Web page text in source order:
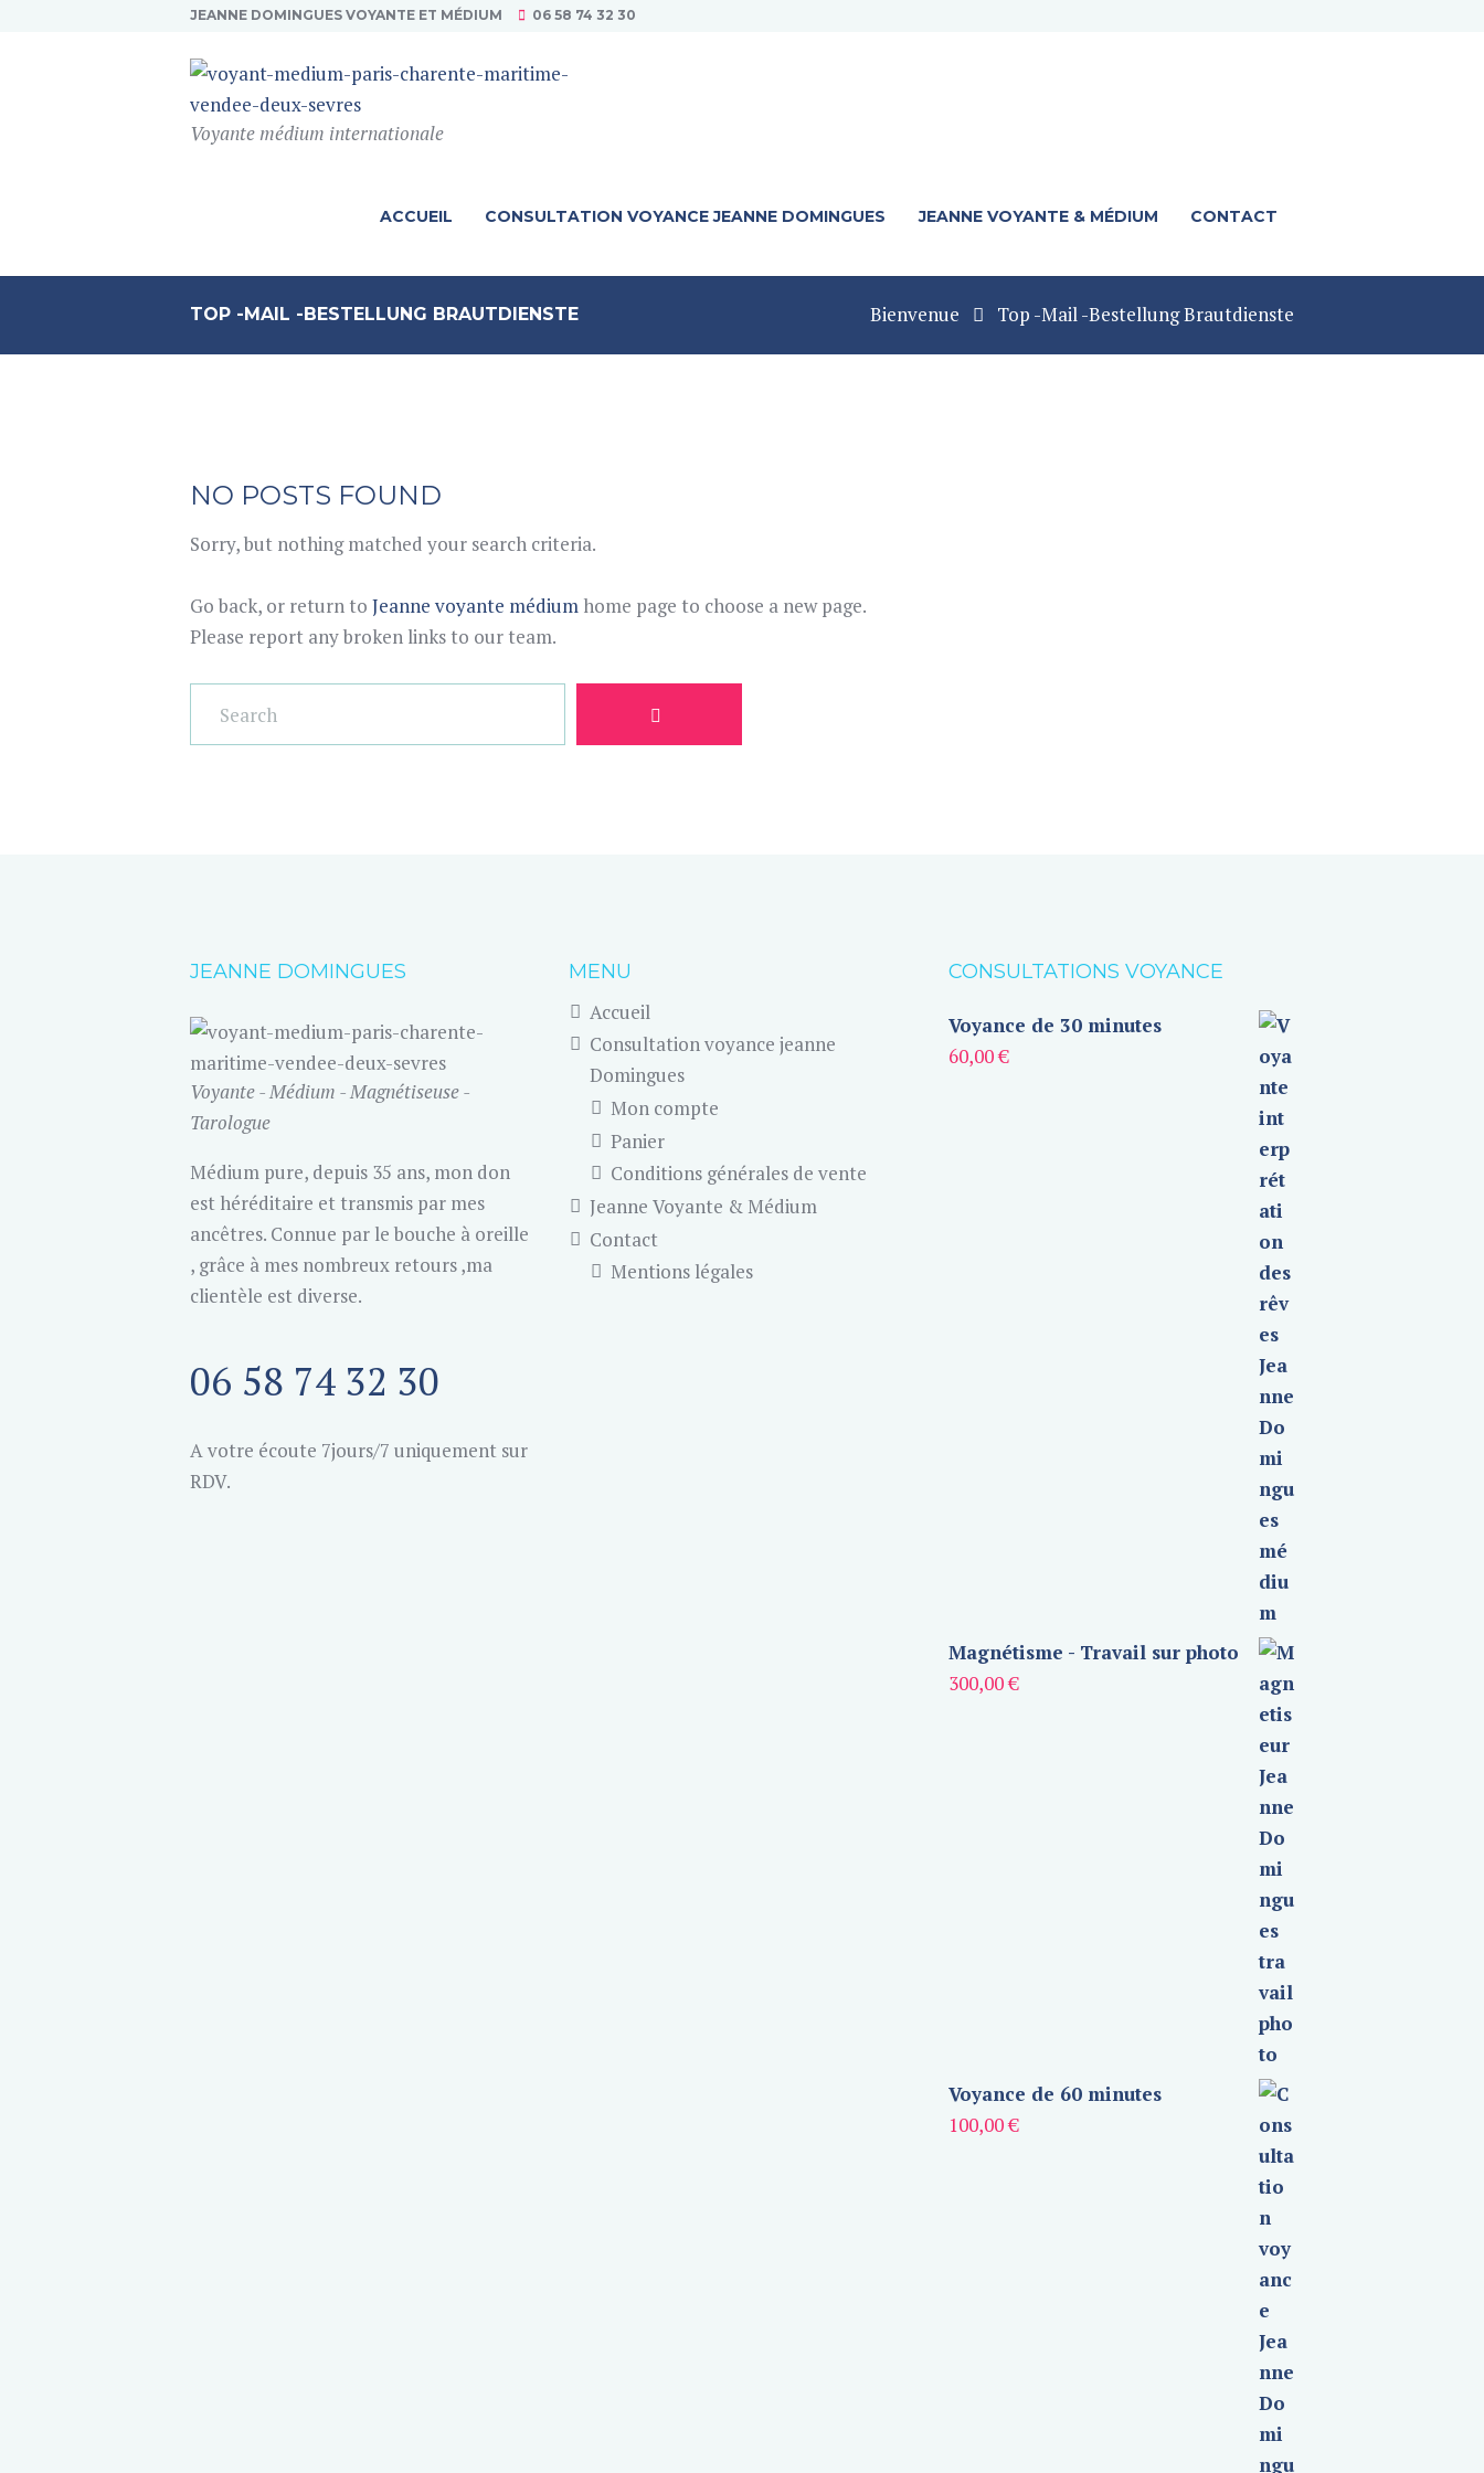
JEANNE DOMINGUES VOYANTE ET MÉDIUM 06 58 74 32 30
Voyante médium internationale
ACCUEIL CONSULTATION VOYANCE JEANNE DOMINGUES JEANNE VOYANTE & MÉDIUM CONTACT
TOP -MAIL -BESTELLUNG BRAUTDIENSTE Bienvenue Top -Mail -Bestellung Brautdienste
NO POSTS FOUND
Sorry, but nothing matched your search criteria.
Go back, or return to Jeanne voyante médium home page to choose a new page.
Please report any broken links to our team.
JEANNE DOMINGUES
Voyante - Médium - Magnétiseuse -
Tarologue
Médium pure, depuis 35 ans, mon don
est héréditaire et transmis par mes
ancêtres. Connue par le bouche à oreille
, grâce à mes nombreux retours ,ma
clientèle est diverse.
06 58 74 32 30
A votre écoute 7jours/7 uniquement sur
RDV.
MENU
Accueil
Consultation voyance jeanne
Domingues
Mon compte
Panier
Conditions générales de vente
Jeanne Voyante & Médium
Contact
Mentions légales
CONSULTATIONS VOYANCE
Voyance de 30 minutes
60,00€
Magnétisme - Travail sur photo
300,00€
Voyance de 60 minutes
100,00€